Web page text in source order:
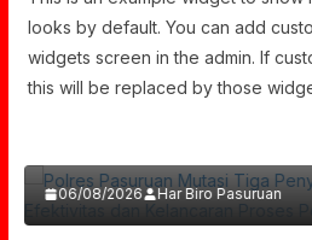
looks by default. You can add
widgets screen in the admin. If
this will be replaced by those
Polres Pasuruan Mutasi
06/08/2026 Har Biro Pasuruan